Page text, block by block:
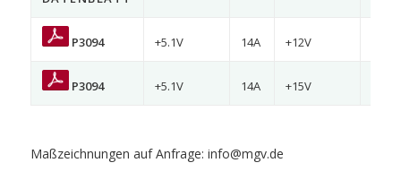
P3094 +5.1V 14A +12V
P3094 +5.1V 14A +15V
Maßzeichnungen auf Anfrage: info@mgv.de